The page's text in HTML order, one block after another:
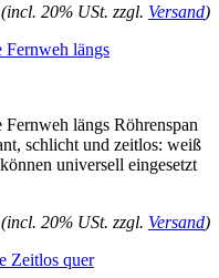
(incl. 20% USt. zzgl. Versand)
Fernweh längs
längs Röhrenspan
schlicht und zeitlos: weiß
universell eingesetzt
(incl. 20% USt. zzgl. Versand)
Zeitlos quer